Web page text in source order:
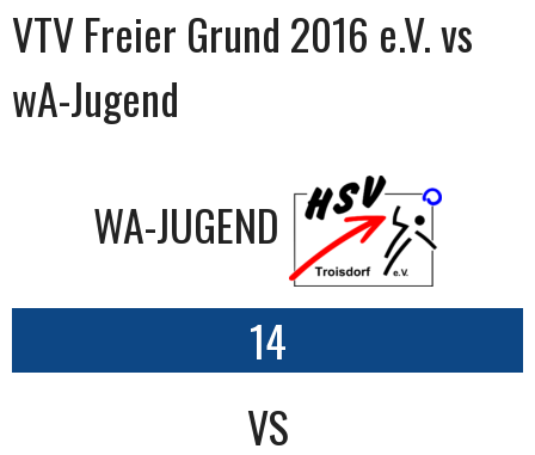
VTV Freier Grund 2016 e.V. vs
wA-Jugend
WA-JUGEND
14
VS